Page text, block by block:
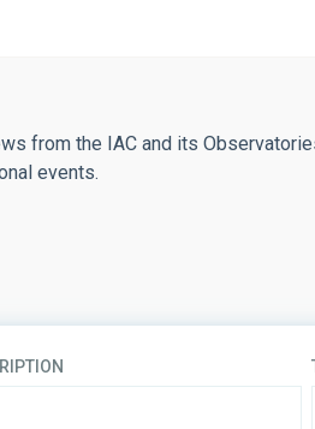
from the IAC and its
events.